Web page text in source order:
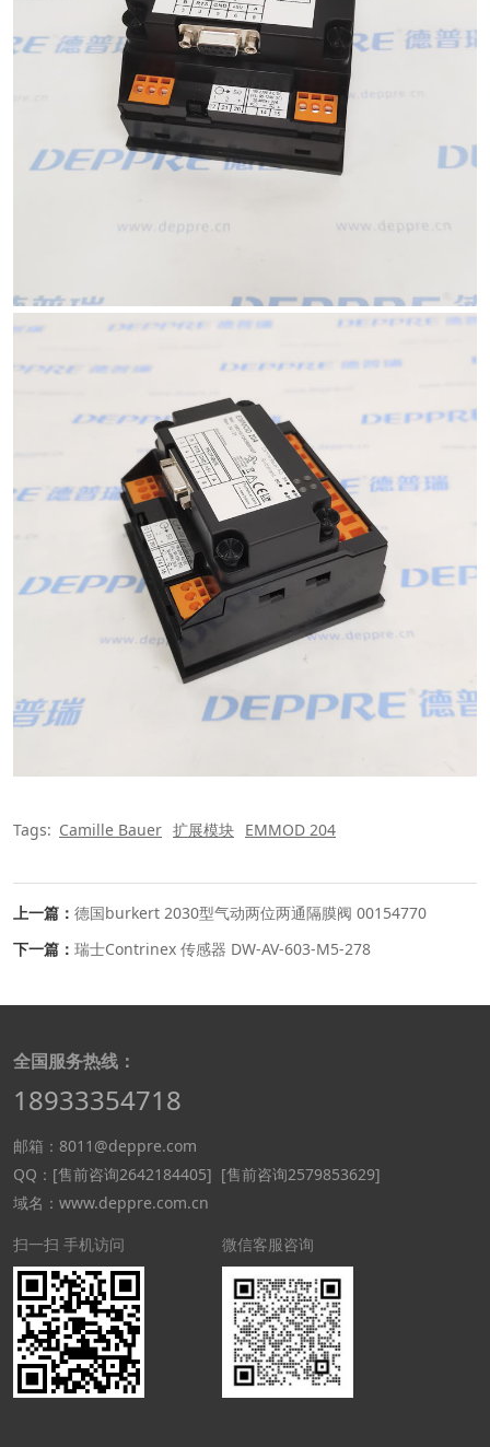
Tags: Camille Bauer 扩展模块 EMMOD 204
上一篇： 德国burkert 2030型气动两位两通隔膜阀 00154770
下一篇： 瑞士Contrinex 传感器 DW-AV-603-M5-278
全国服务热线：
18933354718
邮箱：8011@deppre.com
QQ： [售前咨询2642184405] [售前咨询2579853629]
域名：www.deppre.com.cn
扫一扫 手机访问
微信客服咨询